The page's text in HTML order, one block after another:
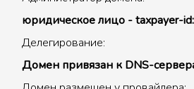
юридическое лицо - taxpayer-id:
Делегирование:
Домен привязан к DNS-